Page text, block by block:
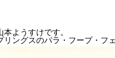
ようすけです。
リングスのパラ・フープ・フ